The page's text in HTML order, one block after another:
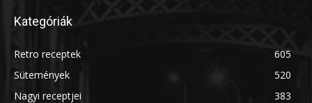
Kategóriák
Retro receptek
605
Sütemények
520
Nagyi receptjei
383